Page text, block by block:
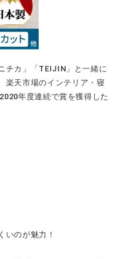
チカ」「TEIJIN」と一緒に
楽天市場のインテリア・寝
年度連続で賞を獲得した
いのが魅力！